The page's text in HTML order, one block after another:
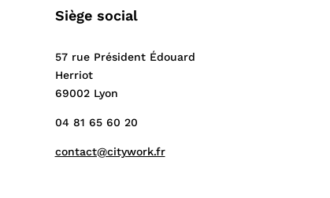
Siège social
57 rue Président Édouard
Herriot
69002 Lyon
04 81 65 60 20
contact@citywork.fr